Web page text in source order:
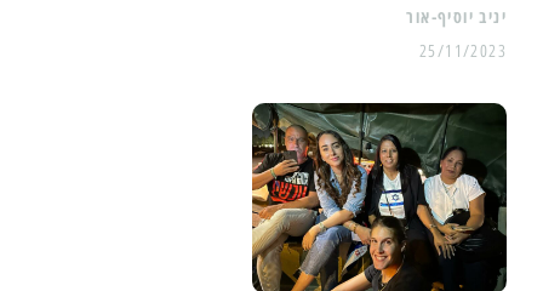
יניב יוסיף-אור
25/11/2023